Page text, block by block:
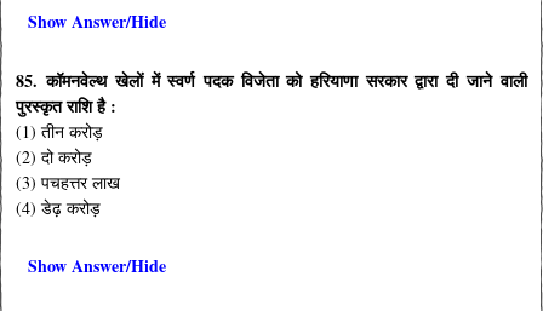
Show Answer/Hide
85. कॉमनवेल्थ खेलों में स्वर्ण पदक विजेता को हरियाणा सरकार द्वारा दी जाने वाली
पुरस्कृत राशि है :
(1) तीन करोड़
(2) दो करोड़
(3) पचहत्तर लाख
(4) डेढ़ करोड़
Show Answer/Hide